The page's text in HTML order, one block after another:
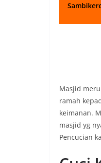
Masjid
ramah
keimanan.
masjid yg
Pencucian